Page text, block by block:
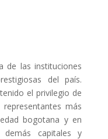
de las instituciones
del país.
el privilegio de
más
bogotana y en
demás capitales y